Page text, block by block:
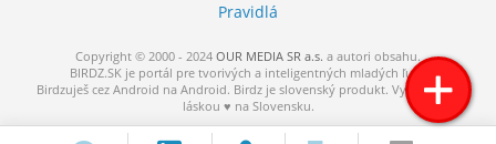
Pravidlá
Copyright © 2000 - 2024 OUR MEDIA SR a.s. a autori obsahu.
BIRDZ.SK je portál pre tvorivých a inteligentných mladých ľudí.
Birdzuješ cez Android na Android. Birdz je slovenský produkt. Vytvorené s
láskou ♥ na Slovensku.